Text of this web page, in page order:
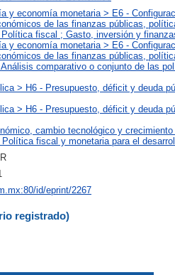
y economía monetaria > E6 -
de las finanzas públicas,
fiscal ; Gasto, inversión y
y economía monetaria > E6 -
de las finanzas públicas,
comparativo o conjunto de las
> H6 - Presupuesto, déficit y deuda
> H6 - Presupuesto, déficit y deuda
cambio tecnológico y
fiscal y monetaria para el
id/eprint/2267
registrado)